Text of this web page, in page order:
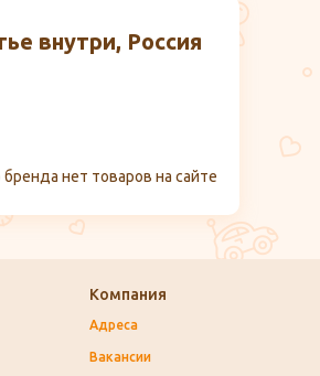
внутри, Россия
бренда нет товаров на сайте
Компания
Адреса
Вакансии